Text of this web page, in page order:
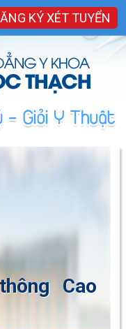
KÝ XÉT TUYỂN
Cao